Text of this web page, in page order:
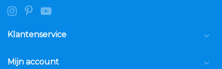
Klantenservice
Mijn account